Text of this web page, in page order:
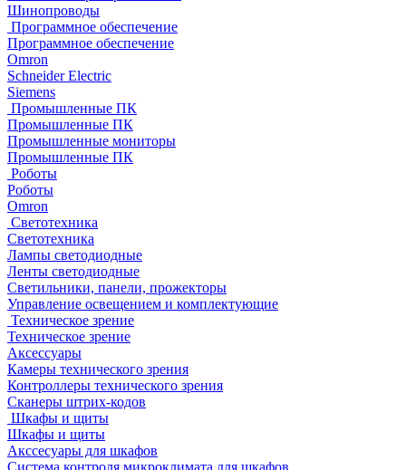
Шинопроводы
Программное обеспечение
Программное обеспечение
Omron
Schneider Electric
Siemens
Промышленные ПК
Промышленные ПК
Промышленные мониторы
Промышленные ПК
Роботы
Роботы
Omron
Светотехника
Светотехника
Лампы светодиодные
Ленты светодиодные
Светильники, панели, прожекторы
Управление освещением и комплектующие
Техническое зрение
Техническое зрение
Аксессуары
Камеры технического зрения
Контроллеры технического зрения
Сканеры штрих-кодов
Шкафы и щиты
Шкафы и щиты
Акссесуары для шкафов
Система контроля микроклимата для шкафов